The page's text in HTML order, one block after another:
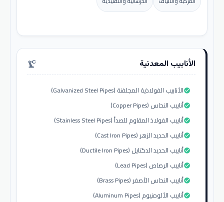
الأنابيب المعدنية precision_manufacturing
الأنابيب الفولاذية المجلفنة (Galvanized Steel Pipes)check_circle
أنابيب النحاس (Copper Pipes)check_circle
أنابيب الفولاذ المقاوم للصدأ (Stainless Steel Pipes)check_circle
أنابيب الحديد الزهر (Cast Iron Pipes)check_circle
أنابيب الحديد الدكتايل (Ductile Iron Pipes)check_circle
أنابيب الرصاص (Lead Pipes)check_circle
أنابيب النحاس الأصفر (Brass Pipes)check_circle
أنابيب الألومنيوم (Aluminum Pipes)check_circle